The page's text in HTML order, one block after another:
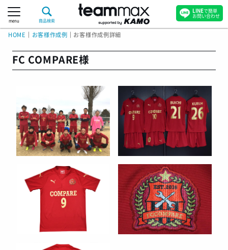
menu 商品検索
HOME お客様作成例 お客様作成例詳細
FC COMPARE様
LINEで簡単
お問い合わせ